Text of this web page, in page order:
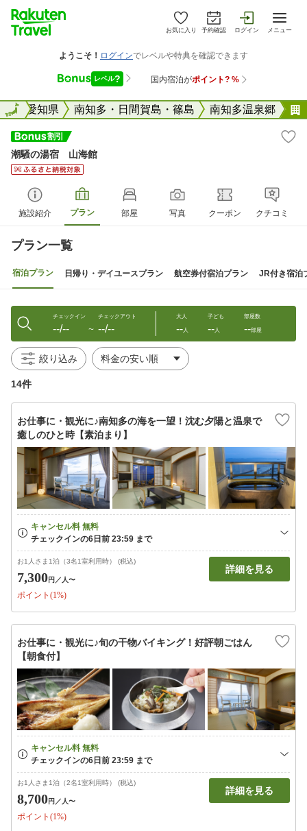
お気に入り 予約確認 ログイン メニュー
全国愛知県 南知多・日間賀島・篠島 南知多温泉郷
全国
潮騒の湯宿 山海館
施設紹介 プラン 部屋 写真 クーポン クチコミ
プラン一覧
宿泊プラン 日帰り・デイユースプラン 航空券付宿泊プラン JR付き宿泊
チェックイン
--/-- 〜
チェックアウト
--/--
大人
--人
子ども
--人
部屋数
--部屋
絞り込み
14件
お仕事に・観光に♪南知多の海を一望！沈む夕陽と温泉で
癒しのひと時【素泊まり】
お1人さま1泊（3名1室利用時） (税込)
7,300円 ／人〜
ポイント(1%)
詳細を見る
お仕事に・観光に♪旬の干物バイキング！好評朝ごはん
【朝食付】
お1人さま1泊（2名1室利用時） (税込)
8,700円 ／人〜
ポイント(1%)
詳細を見る